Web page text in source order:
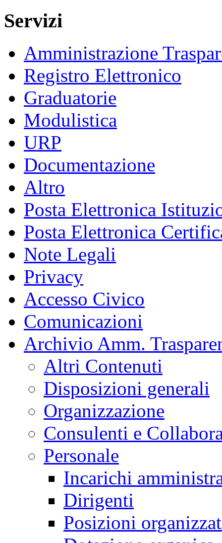
Servizi
Amministrazione
Registro Elettronico
Graduatorie
Modulistica
URP
Documentazione
Altro
Posta Elettronica
Posta Elettronica
Note Legali
Privacy
Accesso Civico
Comunicazioni
Archivio Amm.
Altri Contenuti
Disposizioni generali
Organizzazione
Consulenti e
Personale
Incarichi
Dirigenti
Posizioni